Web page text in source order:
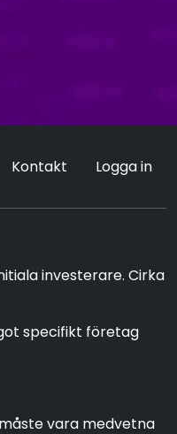
Kontakt Logga in
investerare. Cirka
specifikt företag
vara medvetna